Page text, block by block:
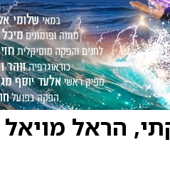
- זוהר לא הספקתי, הראל מויאל